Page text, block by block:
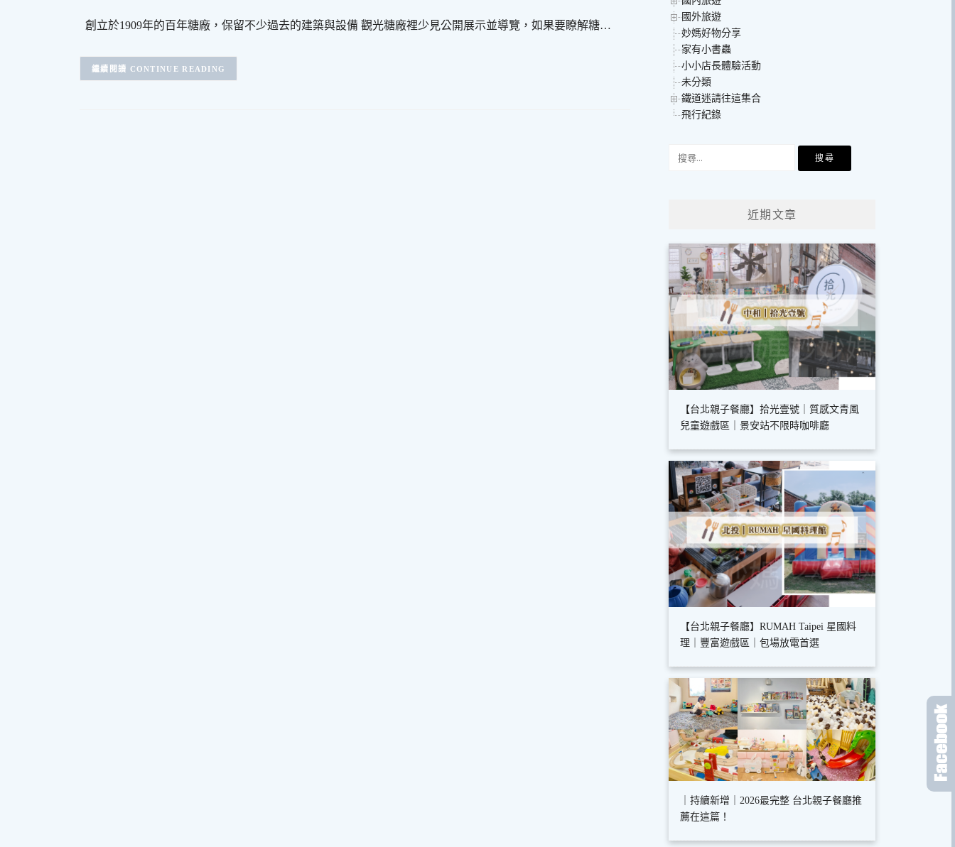
創立於1909年的百年糖廠，保留不少過去的建築與設備 觀光糖廠裡少見公開展示並導覽，如果要瞭解糖…
CONTINUE READING
國外旅遊
妙媽好物分享
家有小書蟲
小小店長體驗活動
未分類
鐵道迷請往這集合
飛行紀錄
近期文章
【台北親子餐廳】拾光壹號｜質感文青風
兒童遊戲區｜景安站不限時咖啡廳
【台北親子餐廳】RUMAH Taipei 星國料
理｜豐富遊戲區｜包場放電首選
｜持續新增｜2026最完整 台北親子餐廳推
薦在這篇！